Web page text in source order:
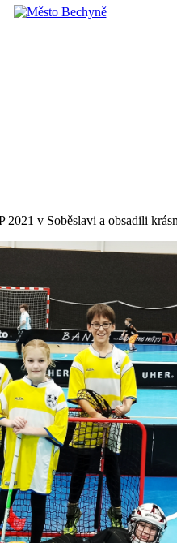
v Soběslavi a obsadili